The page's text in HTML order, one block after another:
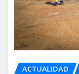
ACTUALIDAD